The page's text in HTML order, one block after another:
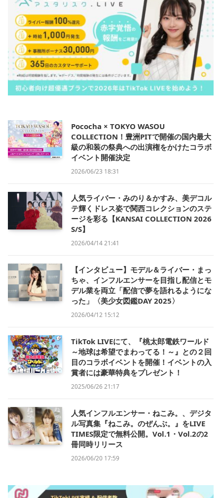
Pococha × TOKYO WASOU
COLLECTION！豊洲PITで開催の国内最大
級の和装の祭典への出演権をかけたコラボ
イベント開催決定
2026/06/23 18:31
人気ライバー・みのり＆かすみ、美デコル
テ輝くドレス姿で関西コレクションのステ
ージを彩る【KANSAI COLLECTION 2026
S/S】
2026/04/14 21:41
【インタビュー】モデル＆ライバー・まっ
ちゃ、インフルエンサーを目指し配信とモ
デル業を両立「配信で夢を語れるようにな
った」〈美少女図鑑DAY 2025〉
2026/04/12 15:12
TikTok LIVEにて、『桃太郎電鉄ワールド
～地球は希望でまわってる！～』との２回
目のコラボイベントを開催！イベントの入
賞者には豪華特典をプレゼント！
2025/06/26 21:17
人気インフルエンサー・ねこみ。、デジタ
ル写真集『ねこみ。のぜんぶ。』をLIVE
TIMES限定で無料公開。Vol.1・Vol.2の2
冊同時リリース
2026/06/20 17:59